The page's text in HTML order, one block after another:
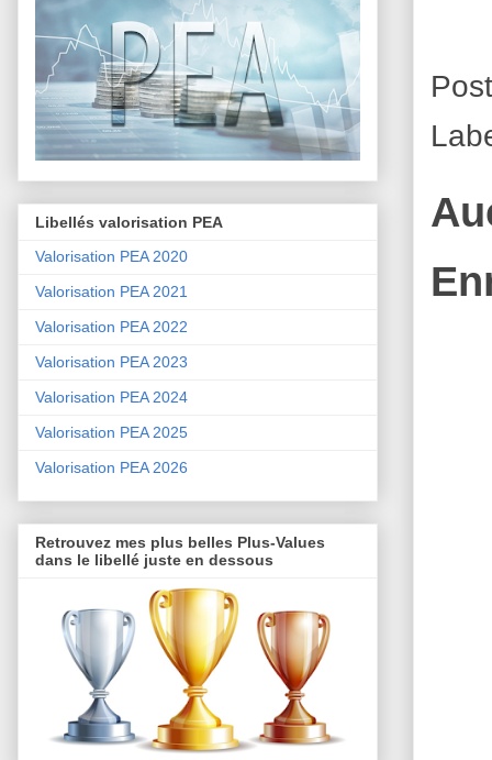
Libellés valorisation PEA
Valorisation PEA 2020
Valorisation PEA 2021
Valorisation PEA 2022
Valorisation PEA 2023
Valorisation PEA 2024
Valorisation PEA 2025
Valorisation PEA 2026
Retrouvez mes plus belles Plus-Values
dans le libellé juste en dessous